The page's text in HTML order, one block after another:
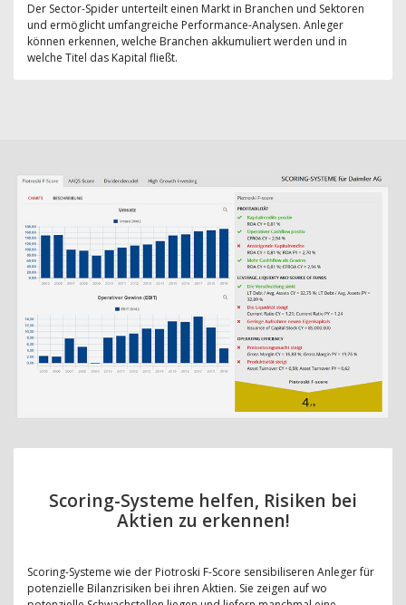
Der Sector-Spider unterteilt einen Markt in Branchen und Sektoren
und ermöglicht umfangreiche Performance-Analysen. Anleger
können erkennen, welche Branchen akkumuliert werden und in
welche Titel das Kapital fließt.
Scoring-Systeme helfen, Risiken bei
Aktien zu erkennen!
Scoring-Systeme wie der Piotroski F-Score sensibiliseren Anleger für
potenzielle Bilanzrisiken bei ihren Aktien. Sie zeigen auf wo